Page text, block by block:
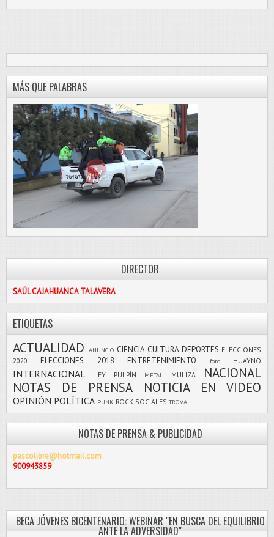
MÁS QUE PALABRAS
DIRECTOR
SAÚL CAJAHUANCA TALAVERA
ETIQUETAS
ACTUALIDAD ANUNCIO CIENCIA CULTURA DEPORTES ELECCIONES
2020
ELECCIONES 2018 ENTRETENIMIENTO foto HUAYNO
INTERNACIONAL LEY PULPÍN METAL MULIZA
NACIONAL
NOTAS DE PRENSA
NOTICIA EN VIDEO
OPINIÓN POLÍTICA PUNK ROCK SOCIALES TROVA
NOTAS DE PRENSA & PUBLICIDAD
pascolibre@hotmail.com
900943859
BECA JÓVENES BICENTENARIO: WEBINAR "EN BUSCA DEL EQUILIBRIO
ANTE LA ADVERSIDAD"